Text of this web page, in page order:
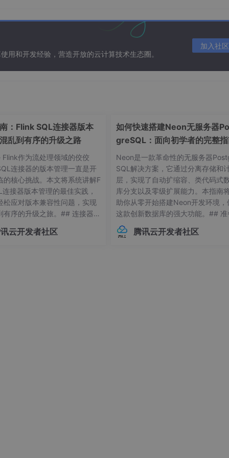
是因为如果码距为d+1，那么任何d位的错误都会导致编码从
他合法码字相同。这样，接收方可以通过检查编码是否为一
会存在两个合法的码字，它们之间的海明距离小于或等于d，
用和开发经验，营造开放的云计算技术生态圈。
加入社区
：Flink SQL连接器版本
乱到有序的升级之路
作为流处理领域的佼佼
连接器的版本管理一直是开
的核心挑战。本文将系统讲解F
接器版本管理的最佳实践，
松应对版本兼容性问题，实现
有序的升级之旅。## 连接器版
器版本管理常常让开发者头疼
云开发者社区
如何快速搭建Neon无服务器
greSQL：面向初学者的完整
Neon是一款革命性的无服务器
SQL解决方案，它通过分离存储和
层，实现了自动扩缩容、类代码式
库分支以及零级扩展能力。本指南
助你从零开始搭建Neon开发环境，
这款创新数据库的强大功能。## 准
作：环境要求与依赖项在开始搭建
环境前，请确保你的系统满足以下
腾讯云开发者社区